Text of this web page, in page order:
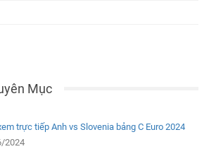
Mục
trực tiếp Anh vs Slovenia bảng C Euro 2024
2024